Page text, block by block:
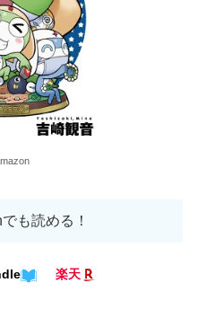
も読める！
楽天